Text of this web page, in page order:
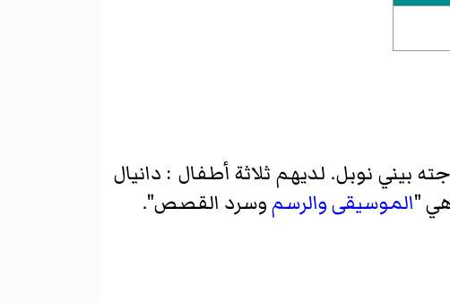
بيني نوبل. لديهم ثلاثة أطفال : دانيال
"الموسيقىوالرسموسرد القصص".